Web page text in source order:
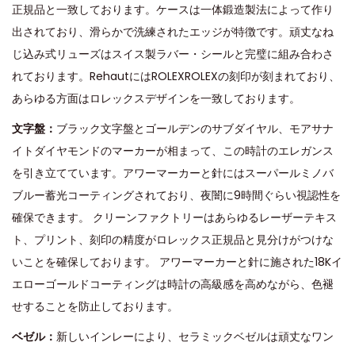
正規品と一致しております。ケースは一体鍛造製法によって作り
出されており、滑らかで洗練されたエッジが特徴です。頑丈なね
じ込み式リューズはスイス製ラバー・シールと完璧に組み合わさ
れております。RehautにはROLEXROLEXの刻印が刻まれており、
あらゆる方面はロレックスデザインを一致しております。
文字盤： ブラック文字盤とゴールデンのサブダイヤル、モアサナ
イトダイヤモンドのマーカーが相まって、この時計のエレガンス
を引き立てています。アワーマーカーと針にはスーパールミノバ
ブルー蓄光コーティングされており、夜闇に9時間ぐらい視認性を
確保できます。 クリーンファクトリーはあらゆるレーザーテキス
ト、プリント、刻印の精度がロレックス正規品と見分けがつけな
いことを確保しております。 アワーマーカーと針に施された18Kイ
エローゴールドコーティングは時計の高級感を高めながら、色褪
せすることを防止しております。
ベゼル： 新しいインレーにより、セラミックベゼルは頑丈なワン